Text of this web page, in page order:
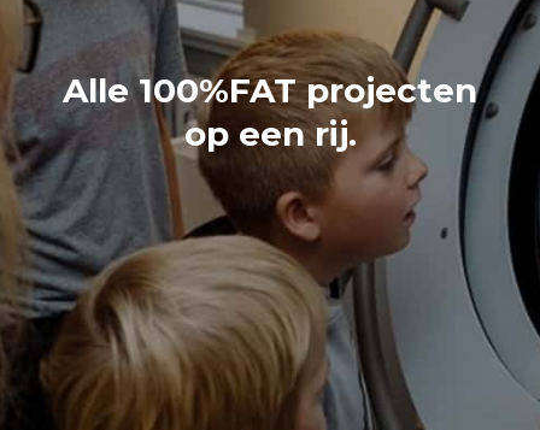
Alle 100%FAT projecten
op een rij.